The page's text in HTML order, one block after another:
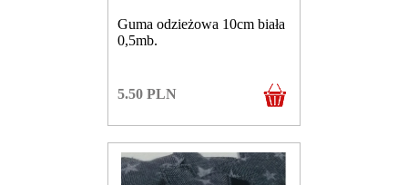
Guma odzieżowa 10cm biała
0,5mb.
5.50 PLN